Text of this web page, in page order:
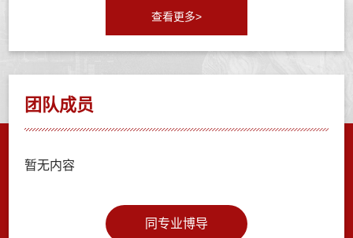
查看更多>
团队成员
暂无内容
同专业博导